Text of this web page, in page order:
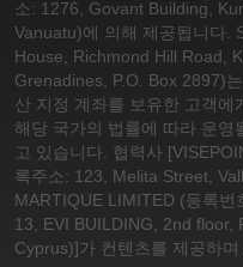
소: 1276, Govant Building,
Vanuatu)에 의해 제공됩니다.
House, Richmond Hill Road,
Grenadines, P.O. Box 2897)
산 지정 계좌를 보유한 고객에
해당 국가의 법률에 따라 운
고 있습니다. 협력사
록주소: 123, Melita Street,
MARTIQUE LIMITED (등록번
13, EVI BUILDING, 2nd floor,
Cyprus)]가 컨텐츠를 제공하